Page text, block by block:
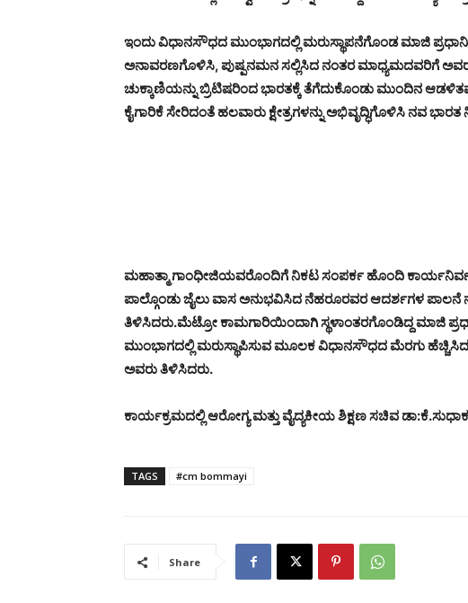
ಇಂದು ವಿಧಾನಸೌಧದ ಮುಂಭಾಗದಲ್ಲಿ ಮರುಸ್ಥಾಪನೆಗೊಂಡ ಮಾಜಿ
ಅನಾವರಣಗೊಳಿಸಿ, ಪುಷ್ಪನಮನ ಸಲ್ಲಿಸಿದ ನಂತರ ಮಾಧ್ಯಮದವರಿಗೆ ಅವರು
ಚುಕ್ಕಾಣಿಯನ್ನು ಬ್ರಿಟಿಷರಿಂದ ಭಾರತಕ್ಕೆ ತೆಗೆದುಕೊಂಡು ಮುಂದಿನ
ಕೈಗಾರಿಕೆ ಸೇರಿದಂತೆ ಹಲವಾರು ಕ್ಷೇತ್ರಗಳನ್ನು ಅಭಿವೃದ್ಧಿಗೊಳಿಸಿ ನವ
ಮಹಾತ್ಮಾ ಗಾಂಧೀಜಿಯವರೊಂದಿಗೆ ನಿಕಟ ಸಂಪರ್ಕ ಹೊಂದಿ
ಪಾಲ್ಗೊಂಡು ಜೈಲು ವಾಸ ಅನುಭವಿಸಿದ ನೆಹರೂರವರ ಆದರ್ಶಗಳ ಪಾಲನೆ
ತಿಳಿಸಿದರು.ಮೆಟ್ರೋ ಕಾಮಗಾರಿಯಿಂದಾಗಿ ಸ್ಥಳಾಂತರಗೊಂಡಿದ್ದ ಮಾಜಿ
ಮುಂಭಾಗದಲ್ಲಿ ಮರುಸ್ಥಾಪಿಸುವ ಮೂಲಕ ವಿಧಾನಸೌಧದ ಮೆರಗು
ಅವರು ತಿಳಿಸಿದರು.
ಕಾರ್ಯಕ್ರಮದಲ್ಲಿ ಆರೋಗ್ಯ ಮತ್ತು ವೈದ್ಯಕೀಯ ಶಿಕ್ಷಣ ಸಚಿವ
TAGS #cm bommayi
Share